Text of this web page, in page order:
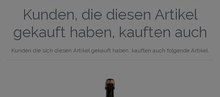
Kunden, die diesen Artikel
gekauft haben, kauften auch
Kunden die sich diesen Artikel gekauft haben, kauften auch folgende Artikel.